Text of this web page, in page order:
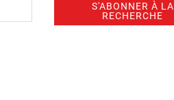
S'ABONNER À LA
RECHERCHE